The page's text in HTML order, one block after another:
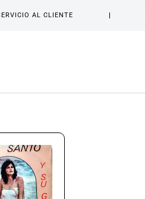
AL CLIENTE